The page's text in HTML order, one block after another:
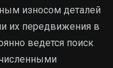
износом деталей
их передвижения в
ведется поиск